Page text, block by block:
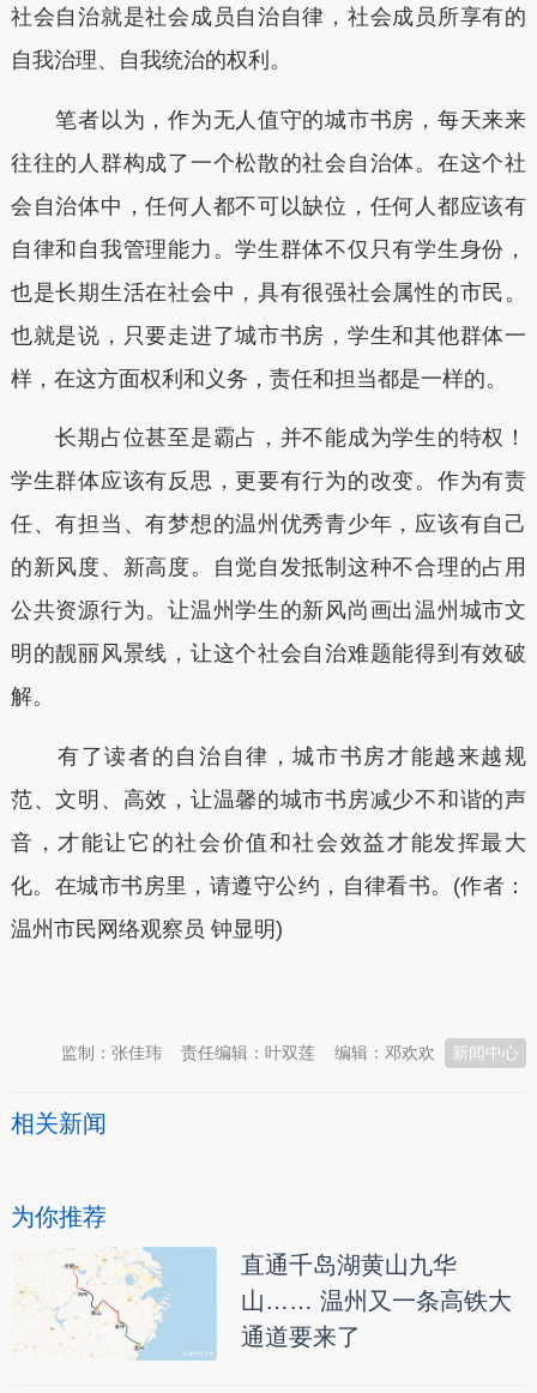
社会自治就是社会成员自治自律，社会成员所享有的
自我治理、自我统治的权利。
笔者以为，作为无人值守的城市书房，每天来来
往往的人群构成了一个松散的社会自治体。在这个社
会自治体中，任何人都不可以缺位，任何人都应该有
自律和自我管理能力。学生群体不仅只有学生身份，
也是长期生活在社会中，具有很强社会属性的市民。
也就是说，只要走进了城市书房，学生和其他群体一
样，在这方面权利和义务，责任和担当都是一样的。
长期占位甚至是霸占，并不能成为学生的特权！
学生群体应该有反思，更要有行为的改变。作为有责
任、有担当、有梦想的温州优秀青少年，应该有自己
的新风度、新高度。自觉自发抵制这种不合理的占用
公共资源行为。让温州学生的新风尚画出温州城市文
明的靓丽风景线，让这个社会自治难题能得到有效破
解。
有了读者的自治自律，城市书房才能越来越规
范、文明、高效，让温馨的城市书房减少不和谐的声
音，才能让它的社会价值和社会效益才能发挥最大
化。在城市书房里，请遵守公约，自律看书。(作者：
温州市民网络观察员 钟显明)
新闻中心
编辑：邓欢欢
责任编辑：叶双莲
监制：张佳玮
相关新闻
为你推荐
直通千岛湖黄山九华
山…… 温州又一条高铁大
通道要来了